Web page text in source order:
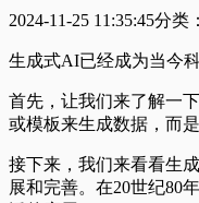
2024-11-25 11:35:45分类
生成式AI已经成为当今
首先，让我们来了解一
或模板来生成数据，而
接下来，我们来看看生
展和完善。在20世纪80